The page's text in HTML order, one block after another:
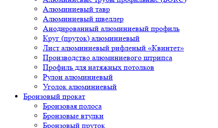
Алюминиевый тавр
Алюминиевый швеллер
Анодированный алюминиевый профиль
Круг (пруток) алюминиевый
Лист алюминиевый рифленый «Квинтет»
Производство алюминиевого штрипса
Профиль для натяжных потолков
Рулон алюминиевый
Уголок алюминиевый
Бронзовый прокат
Бронзовая полоса
Бронзовые втулки
Бронзовый пруток